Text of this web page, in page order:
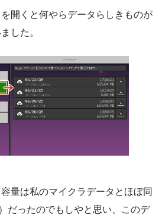
開くと何やらデータらしきものが
した。
量は私のマイクラデータとほぼ同
だったのでもしやと思い、このデ